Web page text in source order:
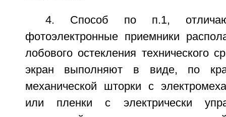
4. Способ по п.1,
фотоэлектронные приемники
лобового остекления технического
экран выполняют в виде, по
механической шторки с
или пленки с электрически